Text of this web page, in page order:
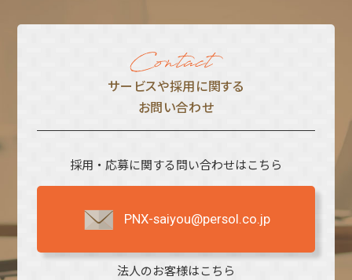
サービスや採⽤に関する
お問い合わせ
採用・応募に関する問い合わせはこちら
PNX-saiyou@persol.co.jp
法人のお客様はこちら